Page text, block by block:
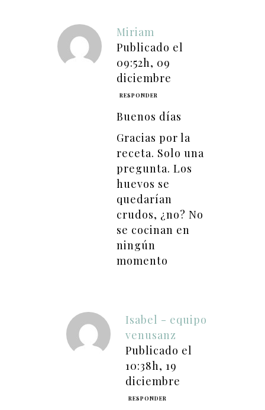
Miriam
Publicado el
09:52h, 09
diciembre
RESPONDER
Buenos días
Gracias por la
receta. Solo una
pregunta. Los
huevos se
quedarían
crudos, ¿no? No
se cocinan en
ningún
momento
Isabel - equipo
venusanz
Publicado el
10:38h, 19
diciembre
RESPONDER